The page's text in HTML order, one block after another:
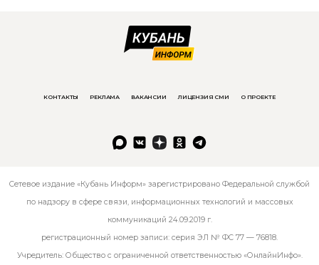
КОНТАКТЫ РЕКЛАМА ВАКАНСИИ ЛИЦЕНЗИЯ СМИ О ПРОЕКТЕ
Сетевое издание «Кубань Информ» зарегистрировано Федеральной службой
по надзору в сфере связи, информационных технологий и массовых
коммуникаций 24.09.2019 г.
регистрационный номер записи: серия ЭЛ № ФС 77 — 76818.
Учредитель: Общество с ограниченной ответственностью «ОнлайнИнфо».